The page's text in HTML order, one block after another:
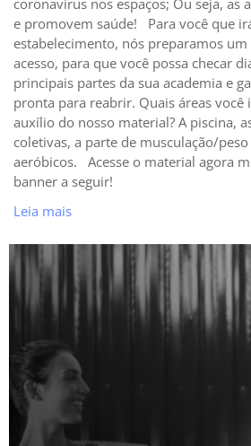
e promovem saúde! Para você que
estabelecimento, nós preparamos
acesso, para que você possa checar
principais partes da sua academia e
pronta para reabrir. Quais áreas
auxílio do nosso material? A piscina,
coletivas, a parte de musculação/
aeróbicos. Acesse o material agora
banner a seguir!
Leia mais